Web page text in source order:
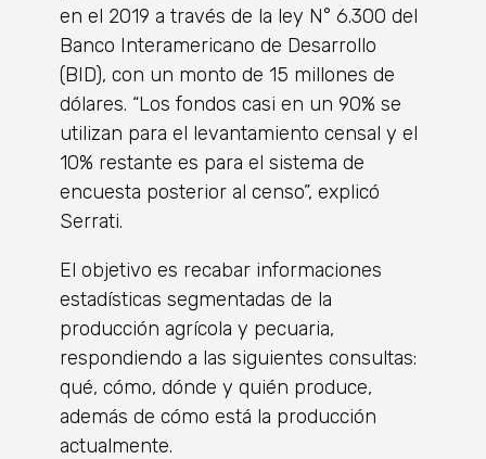
en el 2019 a través de la ley N° 6.300 del
Banco Interamericano de Desarrollo
(BID), con un monto de 15 millones de
dólares. “Los fondos casi en un 90% se
utilizan para el levantamiento censal y el
10% restante es para el sistema de
encuesta posterior al censo”, explicó
Serrati.
El objetivo es recabar informaciones
estadísticas segmentadas de la
producción agrícola y pecuaria,
respondiendo a las siguientes consultas:
qué, cómo, dónde y quién produce,
además de cómo está la producción
actualmente.